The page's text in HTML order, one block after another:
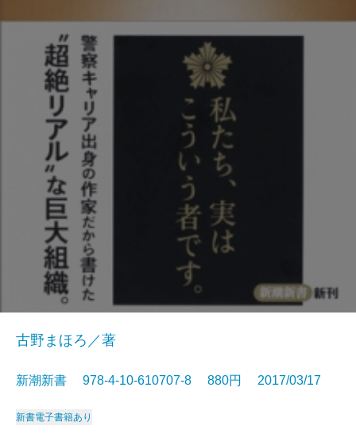
古野まほろ／著
新潮新書 978-4-10-610707-8 880円 2017/03/17
新書電子書籍あり